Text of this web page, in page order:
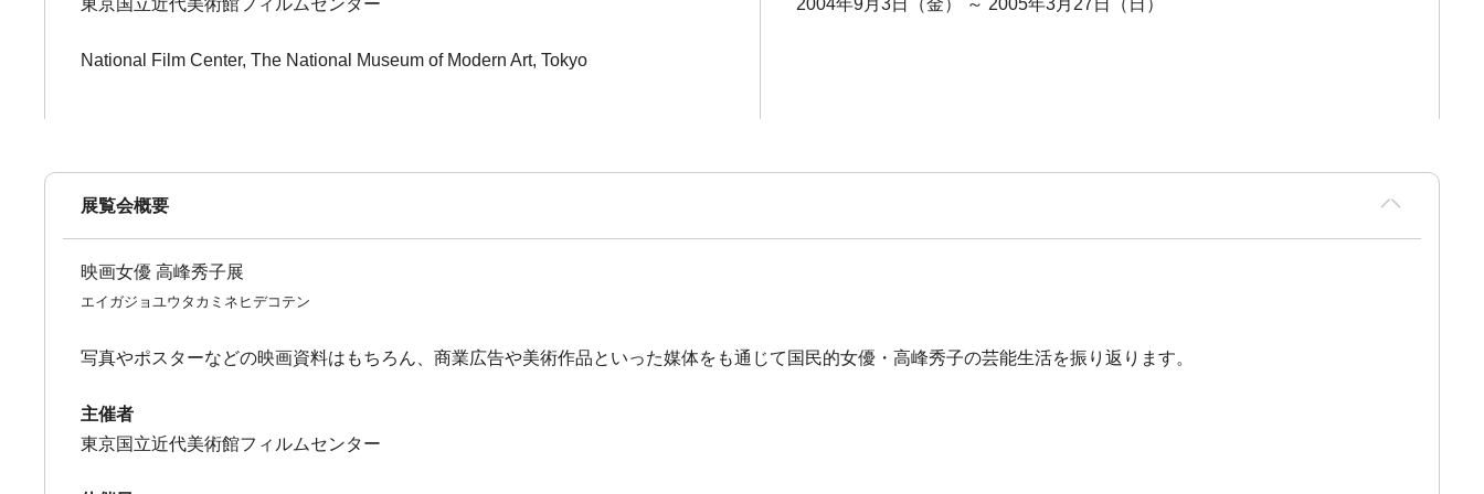
東京国立近代美術館フィルムセンター
National Film Center, The National Museum of Modern Art, Tokyo
2004年9月3日（金） ～ 2005年3月27日（日）
展覧会概要
映画女優 高峰秀子展
エイガジョユウタカミネヒデコテン
写真やポスターなどの映画資料はもちろん、商業広告や美術作品といった媒体をも通じて国民的女優・高峰秀子の芸能生活を振り返ります。
主催者
東京国立近代美術館フィルムセンター